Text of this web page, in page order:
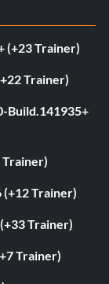
(+23 Trainer)
Trainer)
Build.141935+
Trainer)
(+12 Trainer)
Trainer)
Trainer)